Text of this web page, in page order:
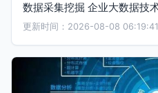
数据采集挖掘 企业大数据技
更新时间：2026-08-08 06:19:41